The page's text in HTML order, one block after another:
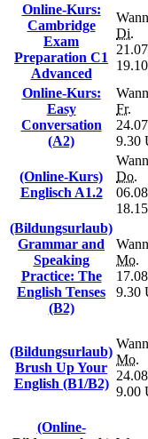
Online-Kurs:
Cambridge
Exam
Preparation C1
Advanced
Di.
Online-Kurs:
Easy
Conversation
(A2)
Fr.
9.30
(Online-Kurs)
Englisch A1.2
Do.
(Bildungsurlaub)
Grammar and
Speaking
Practice: The
English Tenses
(B2)
Mo.
9.30
(Bildungsurlaub)
Brush Up Your
English (B1/B2)
Mo.
9.00
(Online-